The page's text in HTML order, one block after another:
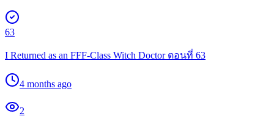
63
I Returned as an FFF-Class Witch Doctor ตอนที่ 63
4 months ago
2